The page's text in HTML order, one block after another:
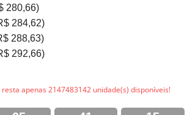
280,66)
284,62)
288,63)
292,66)
resta apenas 2147483142 unidade(s) disponíveis!